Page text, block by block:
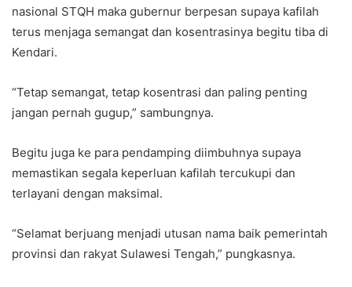
nasional STQH maka gubernur berpesan supaya kafilah
terus menjaga semangat dan kosentrasinya begitu tiba di
Kendari.
“Tetap semangat, tetap kosentrasi dan paling penting
jangan pernah gugup,” sambungnya.
Begitu juga ke para pendamping diimbuhnya supaya
memastikan segala keperluan kafilah tercukupi dan
terlayani dengan maksimal.
“Selamat berjuang menjadi utusan nama baik pemerintah
provinsi dan rakyat Sulawesi Tengah,” pungkasnya.